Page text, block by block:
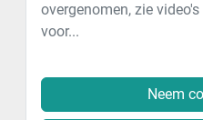
overgenomen, zie
voor...
Neem